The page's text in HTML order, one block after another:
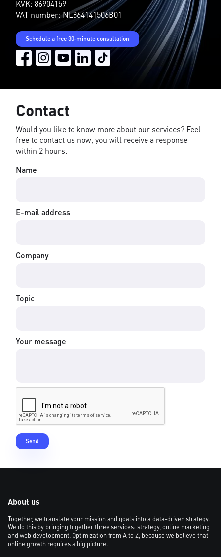
KVK: 86904159
VAT number: NL864141506B01
Schedule a free 30-minute consultation
Contact
Would you like to know more about our services? Feel
free to contact us now, you will receive a response
within 2 hours.
Name
E-mail address
Company
Topic
Your message
About us
Together, we translate your mission and goals into a data-driven strategy.
We do this by bringing together three services: strategy, online marketing
and web development. Optimization from A to Z, because we believe that
online growth requires a big picture.